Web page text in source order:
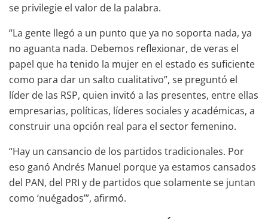
se privilegie el valor de la palabra.
“La gente llegó a un punto que ya no soporta nada, ya
no aguanta nada. Debemos reflexionar, de veras el
papel que ha tenido la mujer en el estado es suficiente
como para dar un salto cualitativo”, se preguntó el
líder de las RSP, quien invitó a las presentes, entre ellas
empresarias, políticas, líderes sociales y académicas, a
construir una opción real para el sector femenino.
“Hay un cansancio de los partidos tradicionales. Por
eso ganó Andrés Manuel porque ya estamos cansados
del PAN, del PRI y de partidos que solamente se juntan
como ‘nuégados’”, afirmó.